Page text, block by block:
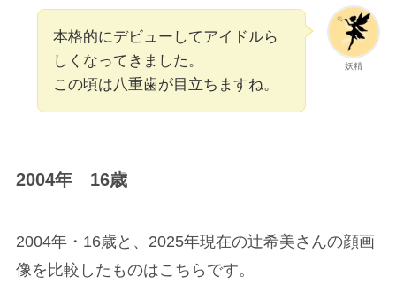
妖精
本格的にデビューしてアイドルら
しくなってきました。
この頃は八重歯が目立ちますね。
2004年 16歳
2004年・16歳と、2025年現在の辻希美さんの顔画
像を比較したものはこちらです。